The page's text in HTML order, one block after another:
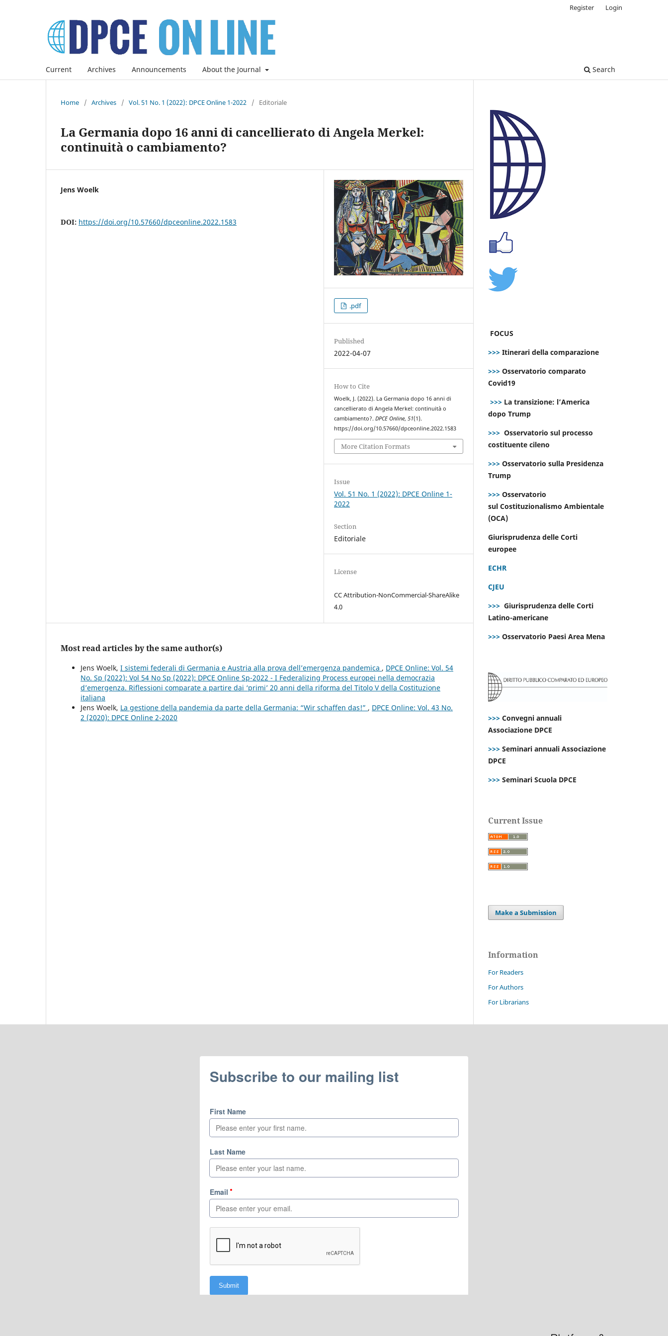
Current Archives Announcements About the Journal Search
Register Login
Home / Archives / Vol. 51 No. 1 (2022): DPCE Online 1-2022 / Editoriale
La Germania dopo 16 anni di cancellierato di Angela Merkel:
continuità o cambiamento?
Jens Woelk
DOI: https://doi.org/10.57660/dpceonline.2022.1583
.pdf
Published
2022-04-07
How to Cite
Woelk, J. (2022). La Germania dopo 16 anni di
cancellierato di Angela Merkel: continuità o
cambiamento?.DPCE Online,51(1).
https://doi.org/10.57660/dpceonline.2022.1583
More Citation Formats
Issue
Vol. 51 No. 1 (2022): DPCE Online 1-
2022
Section
Editoriale
License
CC Attribution-NonCommercial-ShareAlike
4.0
Most read articles by the same author(s)
Jens Woelk, I sistemi federali di Germania e Austria alla prova dell’emergenza pandemica , DPCE Online: Vol. 54
No. Sp (2022): Vol 54 No Sp (2022): DPCE Online Sp-2022 - I Federalizing Process europei nella democrazia
d’emergenza. Riflessioni comparate a partire dai ‘primi’ 20 anni della riforma del Titolo V della Costituzione
italiana
Jens Woelk, La gestione della pandemia da parte della Germania: “Wir schaffen das!” , DPCE Online: Vol. 43 No.
2 (2020): DPCE Online 2-2020
FOCUS
>>> Itinerari della comparazione
>>> Osservatorio comparato
Covid19
>>> La transizione: l’America
dopo Trump
>>> Osservatorio sul processo
costituente cileno
>>> Osservatorio sulla Presidenza
Trump
>>> Osservatorio
sul Costituzionalismo Ambientale
(OCA)
Giurisprudenza delle Corti
europee
ECHR
CJEU
>>> Giurisprudenza delle Corti
Latino-americane
>>> Osservatorio Paesi Area Mena
>>> Convegni annuali
Associazione DPCE
>>> Seminari annuali Associazione
DPCE
>>> Seminari Scuola DPCE
Current Issue
Make a Submission
Information
For Readers
For Authors
For Librarians